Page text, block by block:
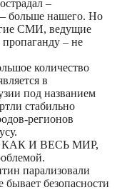
–
больше нашего. Но
СМИ, ведущие
– не
количество
в
под названием
стабильно
регионов
КАК И ВЕСЬ МИР,
парализовали
безопасности